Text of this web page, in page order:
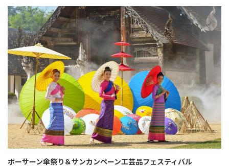
ボーサーン傘祭り＆サンカンペーン工芸品フェスティバル